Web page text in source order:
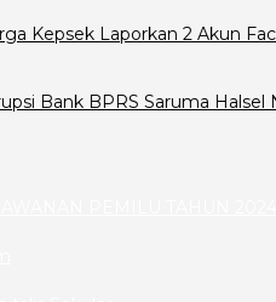
Kepsek Laporkan 2 Akun
Bank BPRS Saruma Halsel